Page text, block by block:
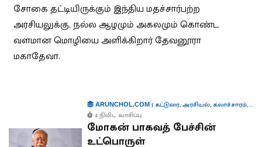
சோகை தட்டியிருக்கும் இந்திய மதச்சார்பற்ற
அரசியலுக்கு, நல்ல ஆழமும் அகலமும் கொண்ட
வளமான மொழியை அளிக்கிறார் தேவனூரா
மகாதேவா.
ARUNCHOL.COM| கட்டுரை,அரசியல், கலாச்சாரம்,
4 நிமிட வாசிப்பு
மோகன் பாகவத் பேச்சின்
உட்பொருள்